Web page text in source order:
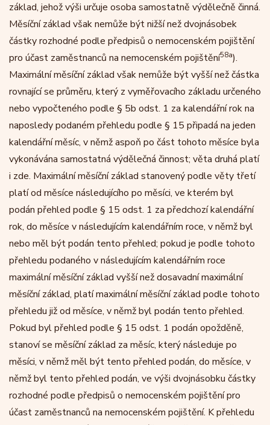
základ, jehož výši určuje osoba samostatně výdělečně činná.
Měsíční základ však nemůže být nižší než dvojnásobek
částky rozhodné podle předpisů o nemocenském pojištění
pro účast zaměstnanců na nemocenském pojištění58a).
Maximální měsíční základ však nemůže být vyšší než částka
rovnající se průměru, který z vyměřovacího základu určeného
nebo vypočteného podle § 5b odst. 1 za kalendářní rok na
naposledy podaném přehledu podle § 15 připadá na jeden
kalendářní měsíc, v němž aspoň po část tohoto měsíce byla
vykonávána samostatná výdělečná činnost; věta druhá platí
i zde. Maximální měsíční základ stanovený podle věty třetí
platí od měsíce následujícího po měsíci, ve kterém byl
podán přehled podle § 15 odst. 1 za předchozí kalendářní
rok, do měsíce v následujícím kalendářním roce, v němž byl
nebo měl být podán tento přehled; pokud je podle tohoto
přehledu podaného v následujícím kalendářním roce
maximální měsíční základ vyšší než dosavadní maximální
měsíční základ, platí maximální měsíční základ podle tohoto
přehledu již od měsíce, v němž byl podán tento přehled.
Pokud byl přehled podle § 15 odst. 1 podán opožděně,
stanoví se měsíční základ za měsíc, který následuje po
měsíci, v němž měl být tento přehled podán, do měsíce, v
němž byl tento přehled podán, ve výši dvojnásobku částky
rozhodné podle předpisů o nemocenském pojištění pro
účast zaměstnanců na nemocenském pojištění. K přehledu